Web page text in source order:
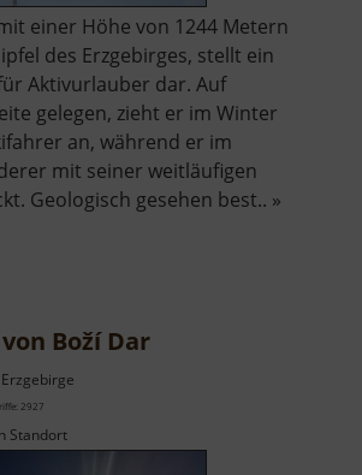
einer Höhe von 1244 Metern
des Erzgebirges, stellt ein
Aktivurlauber dar. Auf
gelegen, zieht er im Winter
an, während er im
mit seiner weitläufigen
Geologisch gesehen best.. »
Boží Dar
2927
Standort